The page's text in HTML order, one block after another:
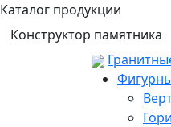
Каталог продукции
Конструктор памятника